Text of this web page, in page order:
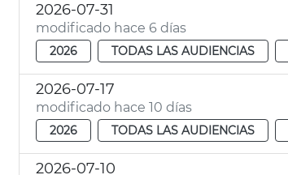
2026-07-31
modificado hace 6 días
2026 TODAS LAS AUDIENCIAS
2026-07-17
modificado hace 10 días
2026 TODAS LAS AUDIENCIAS
2026-07-10